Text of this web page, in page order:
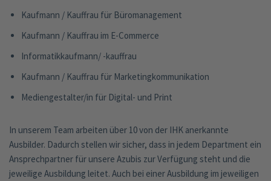
Kaufmann / Kauffrau für Büromanagement
Kaufmann / Kauffrau im E-Commerce
Informatikkaufmann/ -kauffrau
Kaufmann / Kauffrau für Marketingkommunikation
Mediengestalter/in für Digital- und Print
In unserem Team arbeiten über 10 von der IHK anerkannte
Ausbilder. Dadurch stellen wir sicher, dass in jedem Department ein
Ansprechpartner für unsere Azubis zur Verfügung steht und die
jeweilige Ausbildung leitet. Auch bei einer Ausbildung im jeweiligen